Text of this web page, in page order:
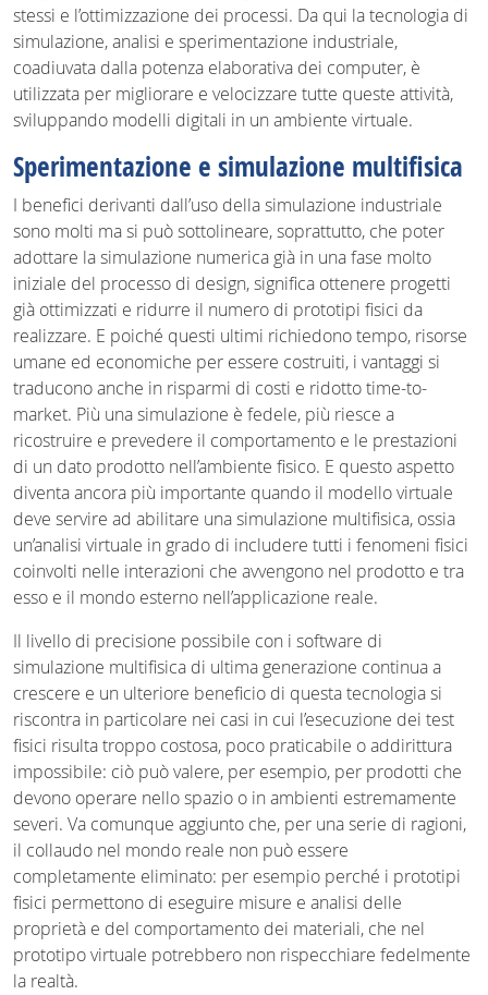
stessi e l’ottimizzazione dei processi. Da qui la tecnologia di
simulazione, analisi e sperimentazione industriale,
coadiuvata dalla potenza elaborativa dei computer, è
utilizzata per migliorare e velocizzare tutte queste attività,
sviluppando modelli digitali in un ambiente virtuale.
Sperimentazione e simulazione multifisica
I benefici derivanti dall’uso della simulazione industriale
sono molti ma si può sottolineare, soprattutto, che poter
adottare la simulazione numerica già in una fase molto
iniziale del processo di design, significa ottenere progetti
già ottimizzati e ridurre il numero di prototipi fisici da
realizzare. E poiché questi ultimi richiedono tempo, risorse
umane ed economiche per essere costruiti, i vantaggi si
traducono anche in risparmi di costi e ridotto time-to-
market. Più una simulazione è fedele, più riesce a
ricostruire e prevedere il comportamento e le prestazioni
di un dato prodotto nell’ambiente fisico. E questo aspetto
diventa ancora più importante quando il modello virtuale
deve servire ad abilitare una simulazione multifisica, ossia
un’analisi virtuale in grado di includere tutti i fenomeni fisici
coinvolti nelle interazioni che avvengono nel prodotto e tra
esso e il mondo esterno nell’applicazione reale.
Il livello di precisione possibile con i software di
simulazione multifisica di ultima generazione continua a
crescere e un ulteriore beneficio di questa tecnologia si
riscontra in particolare nei casi in cui l’esecuzione dei test
fisici risulta troppo costosa, poco praticabile o addirittura
impossibile: ciò può valere, per esempio, per prodotti che
devono operare nello spazio o in ambienti estremamente
severi. Va comunque aggiunto che, per una serie di ragioni,
il collaudo nel mondo reale non può essere
completamente eliminato: per esempio perché i prototipi
fisici permettono di eseguire misure e analisi delle
proprietà e del comportamento dei materiali, che nel
prototipo virtuale potrebbero non rispecchiare fedelmente
la realtà.